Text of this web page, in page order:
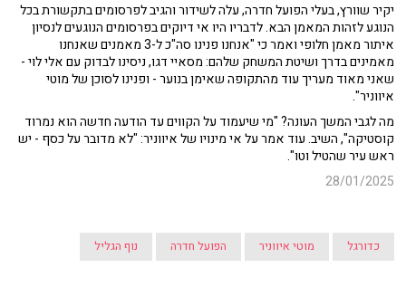
יקיר שוורץ, בעלי הפועל חדרה, עלה לשידור והגיב לפרסומים בתקשורת בכל
הנוגע לזהות המאמן הבא. לדבריו היו אי דיוקים בפרסומים הנוגעים לנסיון
איתור מאמן חלופי ואמר כי "אנחנו פנינו סה"כ ל-3 מאמנים שאנחנו
מאמינים בדרך ושיטת המשחק שלהם: מסאיי דגו, ניסינו לבדוק עם אלי לוי -
שאני מאוד מעריך עוד מהתקופה שאימן בנוער - ופנינו לסוכן של מוטי
איווניר".
מה לגבי המשך העונה? "מי שיעמוד על הקווים עד הודעה חדשה הוא נמרוד
קוסטיקה", השיב. עוד אמר על אי מינויו של איווניר: "לא מדובר על כסף - יש
ראש עיר שהטיל וטו".
28/01/2025
כדורגל מוטי איווניר הפועל חדרה נוף הגליל